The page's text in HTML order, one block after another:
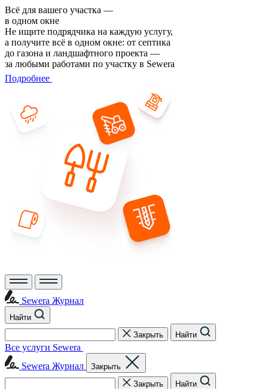
Всё для вашего участка —
в одном окне
Не ищите подрядчика на каждую услугу,
а получите всё в одном окне: от септика
до газона и ландшафтного проекта —
за любыми работами по участку в Sewera
Подробнее
Sewera Журнал
Найти
Закрыть
Найти
Все услуги Sewera
Sewera Журнал
Закрыть
Закрыть
Найти